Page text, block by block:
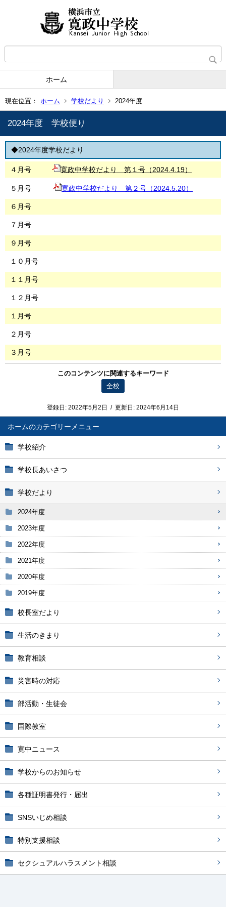
ホーム
現在位置： ホーム 学校だより 2024年度
ホーム
学校紹介
学校長あいさつ
学校だより
2024年度
2023年度
2022年度
2021年度
2020年度
2019年度
校長室だより
生活のきまり
教育相談
災害時の対応
部活動・生徒会
国際教室
寛中ニュース
学校からのお知らせ
各種証明書発行・届出
SNSいじめ相談
特別支援相談
セクシュアルハラスメント相談
2024年度 学校便り
◆2024年度学校だより
４月号 寛政中学校だより 第１号（2024.4.19）
５月号 寛政中学校だより 第２号（2024.5.20）
６月号
７月号
９月号
１０月号
１１月号
１２月号
１月号
２月号
３月号
このコンテンツに関連するキーワード
全校
登録日: 2022年5月2日 / 更新日: 2024年6月14日